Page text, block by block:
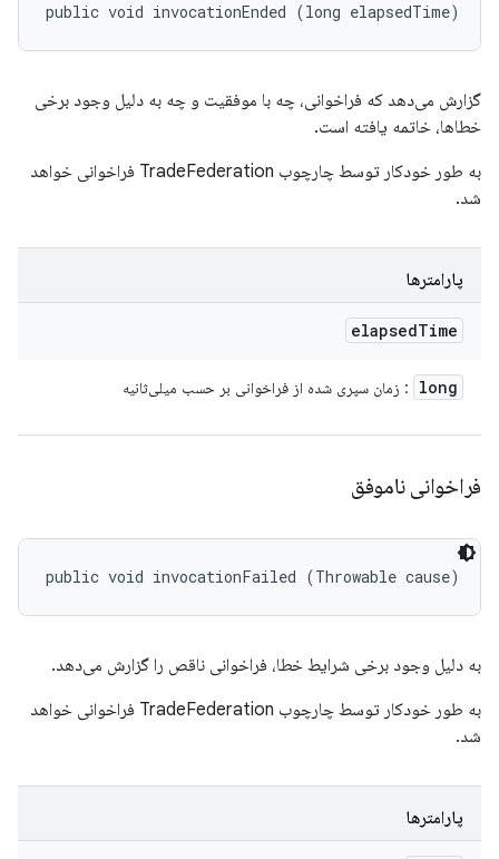
public void invocationEnded (long elapsedTime)
گزارش می‌دهد که فراخوانی، چه با موفقیت و چه به دلیل وجود برخی
خطاها، خاتمه یافته است.
به طور خودکار توسط چارچوب TradeFederation فراخوانی خواهد
شد.
پارامترها
elapsedTime
long : زمان سپری شده از فراخوانی بر حسب میلی‌ثانیه
فراخوانی ناموفق
public void invocationFailed (Throwable cause)
به دلیل وجود برخی شرایط خطا، فراخوانی ناقص را گزارش می‌دهد.
به طور خودکار توسط چارچوب TradeFederation فراخوانی خواهد
شد.
پارامترها